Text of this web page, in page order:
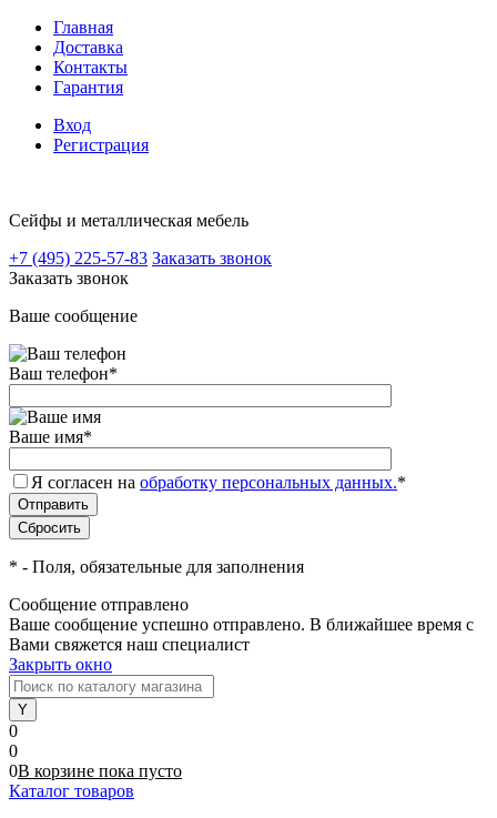
Главная
Доставка
Контакты
Гарантия
Вход
Регистрация
Сейфы и металлическая мебель
+7 (495) 225-57-83 Заказать звонок
Заказать звонок
Ваше сообщение
Ваш телефон*
Ваше имя*
Я согласен на обработку персональных данных.*
* - Поля, обязательные для заполнения
Сообщение отправлено
Ваше сообщение успешно отправлено. В ближайшее время с
Вами свяжется наш специалист
Закрыть окно
0
0
0В корзине пока пусто
Каталог товаров